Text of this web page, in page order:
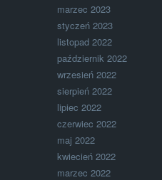
marzec 2023
styczeń 2023
listopad 2022
październik 2022
wrzesień 2022
sierpień 2022
lipiec 2022
czerwiec 2022
maj 2022
kwiecień 2022
marzec 2022